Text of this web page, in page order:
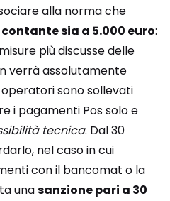
alla norma che
sia a 5.000 euro:
più discusse delle
verrà assolutamente
sono sollevati
i pagamenti Pos solo e
tecnica. Dal 30
nel caso in cui
con il bancomat o la
unasanzione pari a 30